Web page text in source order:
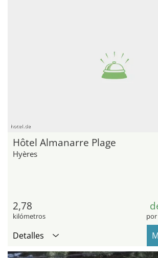
hotel.de
Hôtel Almanarre Plage
Hyères
2,78
kilómetros
Detalles